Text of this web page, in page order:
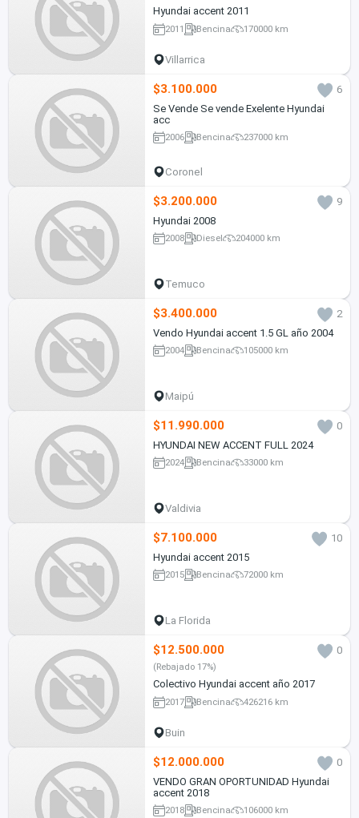
Hyundai accent 2011
2011 Bencina 170000 km
Villarrica
$3.100.000
6
Se Vende Se vende Exelente Hyundai
acc
2006 Bencina 237000 km
Coronel
$3.200.000
9
Hyundai 2008
2008 Diesel 204000 km
Temuco
$3.400.000
2
Vendo Hyundai accent 1.5 GL año 2004
2004 Bencina 105000 km
Maipú
$11.990.000
0
HYUNDAI NEW ACCENT FULL 2024
2024 Bencina 33000 km
Valdivia
$7.100.000
10
Hyundai accent 2015
2015 Bencina 72000 km
La Florida
$12.500.000 0
(Rebajado 17%)
Colectivo Hyundai accent año 2017
2017 Bencina 426216 km
Buin
$12.000.000
0
VENDO GRAN OPORTUNIDAD Hyundai
accent 2018
2018 Bencina 106000 km